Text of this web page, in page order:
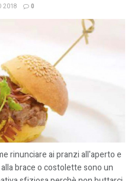
2018 0
rinunciare ai pranzi all'aperto e
brace o costolette sono un